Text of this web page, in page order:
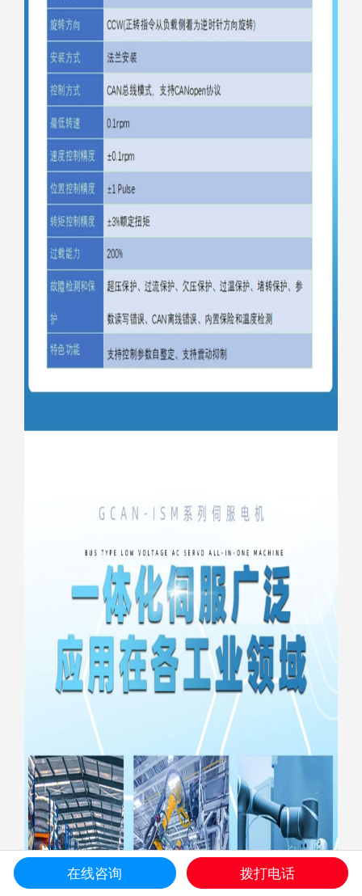
在线咨询 拨打电话